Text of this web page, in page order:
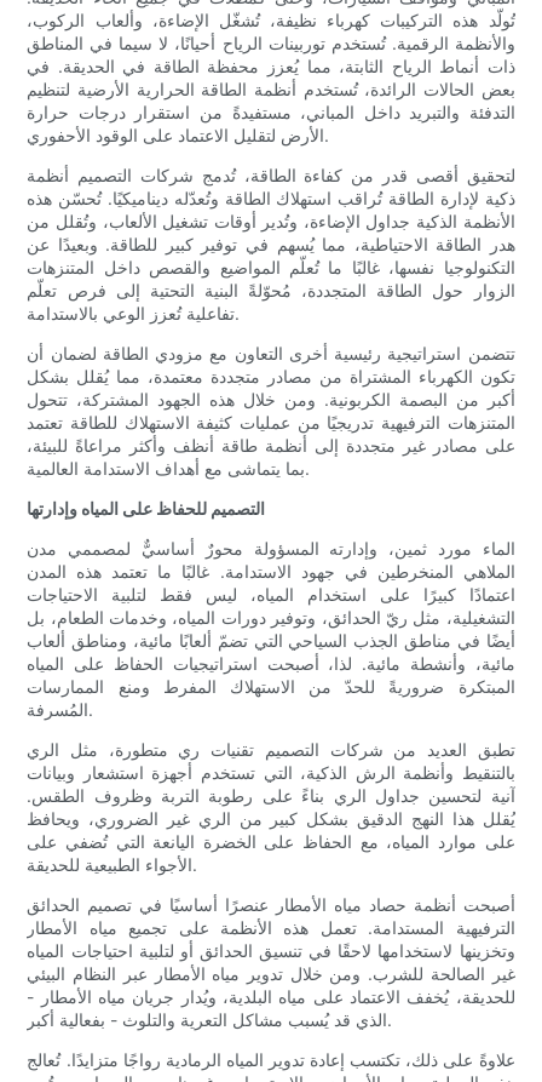
تُولّد هذه التركيبات كهرباء نظيفة، تُشغّل الإضاءة، وألعاب الركوب،
والأنظمة الرقمية. تُستخدم توربينات الرياح أحيانًا، لا سيما في المناطق
ذات أنماط الرياح الثابتة، مما يُعزز محفظة الطاقة في الحديقة. في
بعض الحالات الرائدة، تُستخدم أنظمة الطاقة الحرارية الأرضية لتنظيم
التدفئة والتبريد داخل المباني، مستفيدةً من استقرار درجات حرارة
الأرض لتقليل الاعتماد على الوقود الأحفوري.
لتحقيق أقصى قدر من كفاءة الطاقة، تُدمج شركات التصميم أنظمة
ذكية لإدارة الطاقة تُراقب استهلاك الطاقة وتُعدّله ديناميكيًا. تُحسّن هذه
الأنظمة الذكية جداول الإضاءة، وتُدير أوقات تشغيل الألعاب، وتُقلل من
هدر الطاقة الاحتياطية، مما يُسهم في توفير كبير للطاقة. وبعيدًا عن
التكنولوجيا نفسها، غالبًا ما تُعلّم المواضيع والقصص داخل المتنزهات
الزوار حول الطاقة المتجددة، مُحوّلةً البنية التحتية إلى فرص تعلّم
تفاعلية تُعزز الوعي بالاستدامة.
تتضمن استراتيجية رئيسية أخرى التعاون مع مزودي الطاقة لضمان أن
تكون الكهرباء المشتراة من مصادر متجددة معتمدة، مما يُقلل بشكل
أكبر من البصمة الكربونية. ومن خلال هذه الجهود المشتركة، تتحول
المتنزهات الترفيهية تدريجيًا من عمليات كثيفة الاستهلاك للطاقة تعتمد
على مصادر غير متجددة إلى أنظمة طاقة أنظف وأكثر مراعاةً للبيئة،
بما يتماشى مع أهداف الاستدامة العالمية.
التصميم للحفاظ على المياه وإدارتها
الماء مورد ثمين، وإدارته المسؤولة محورٌ أساسيٌّ لمصممي مدن
الملاهي المنخرطين في جهود الاستدامة. غالبًا ما تعتمد هذه المدن
اعتمادًا كبيرًا على استخدام المياه، ليس فقط لتلبية الاحتياجات
التشغيلية، مثل ريّ الحدائق، وتوفير دورات المياه، وخدمات الطعام، بل
أيضًا في مناطق الجذب السياحي التي تضمّ ألعابًا مائية، ومناطق ألعاب
مائية، وأنشطة مائية. لذا، أصبحت استراتيجيات الحفاظ على المياه
المبتكرة ضروريةً للحدّ من الاستهلاك المفرط ومنع الممارسات
المُسرفة.
تطبق العديد من شركات التصميم تقنيات ري متطورة، مثل الري
بالتنقيط وأنظمة الرش الذكية، التي تستخدم أجهزة استشعار وبيانات
آنية لتحسين جداول الري بناءً على رطوبة التربة وظروف الطقس.
يُقلل هذا النهج الدقيق بشكل كبير من الري غير الضروري، ويحافظ
على موارد المياه، مع الحفاظ على الخضرة اليانعة التي تُضفي على
الأجواء الطبيعية للحديقة.
أصبحت أنظمة حصاد مياه الأمطار عنصرًا أساسيًا في تصميم الحدائق
الترفيهية المستدامة. تعمل هذه الأنظمة على تجميع مياه الأمطار
وتخزينها لاستخدامها لاحقًا في تنسيق الحدائق أو لتلبية احتياجات المياه
غير الصالحة للشرب. ومن خلال تدوير مياه الأمطار عبر النظام البيئي
للحديقة، يُخفف الاعتماد على مياه البلدية، ويُدار جريان مياه الأمطار -
الذي قد يُسبب مشاكل التعرية والتلوث - بفعالية أكبر.
علاوةً على ذلك، تكتسب إعادة تدوير المياه الرمادية رواجًا متزايدًا. تُعالج